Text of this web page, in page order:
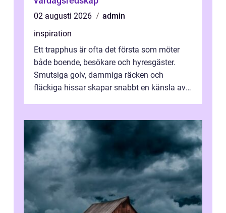
02 augusti 2026
admin
inspiration
Ett trapphus är ofta det första som möter
både boende, besökare och hyresgäster.
Smutsiga golv, dammiga räcken och
fläckiga hissar skapar snabbt en känsla av